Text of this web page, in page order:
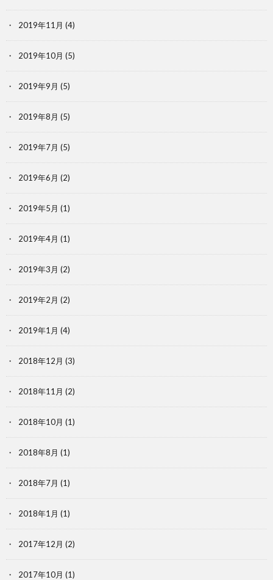
2019年11月 (4)
2019年10月 (5)
2019年9月 (5)
2019年8月 (5)
2019年7月 (5)
2019年6月 (2)
2019年5月 (1)
2019年4月 (1)
2019年3月 (2)
2019年2月 (2)
2019年1月 (4)
2018年12月 (3)
2018年11月 (2)
2018年10月 (1)
2018年8月 (1)
2018年7月 (1)
2018年1月 (1)
2017年12月 (2)
2017年10月 (1)